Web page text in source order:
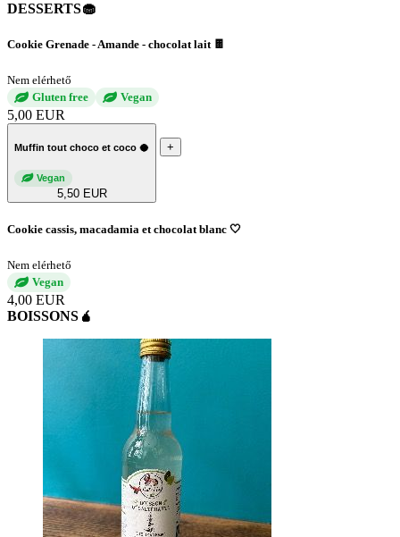
DESSERTS🧁
Cookie Grenade - Amande - chocolat lait 🍫
Nem elérhető
Gluten free
Vegan
5,00 EUR
Muffin tout choco et coco 🥥
Vegan
5,50 EUR
+
Cookie cassis, macadamia et chocolat blanc 🤍
Nem elérhető
Vegan
4,00 EUR
BOISSONS🧉